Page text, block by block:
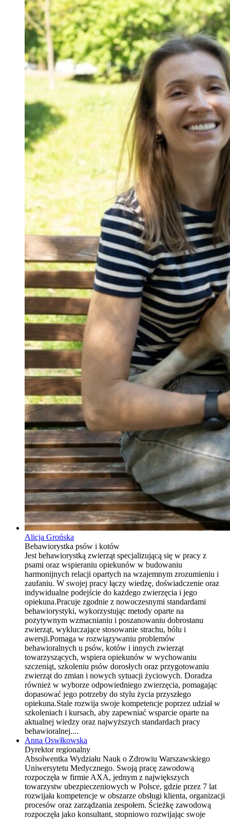
Alicja Grońska
Behawiorystka psów i kotów
Jest behawiorystką zwierząt specjalizującą się w pracy z
psami oraz wspieraniu opiekunów w budowaniu
harmonijnych relacji opartych na wzajemnym zrozumieniu i
zaufaniu. W swojej pracy łączy wiedzę, doświadczenie oraz
indywidualne podejście do każdego zwierzęcia i jego
opiekuna.Pracuje zgodnie z nowoczesnymi standardami
behawiorystyki, wykorzystując metody oparte na
pozytywnym wzmacnianiu i poszanowaniu dobrostanu
zwierząt, wykluczające stosowanie strachu, bólu i
awersji.Pomaga w rozwiązywaniu problemów
behawioralnych u psów, kotów i innych zwierząt
towarzyszących, wspiera opiekunów w wychowaniu
szczeniąt, szkoleniu psów dorosłych oraz przygotowaniu
zwierząt do zmian i nowych sytuacji życiowych. Doradza
również w wyborze odpowiedniego zwierzęcia, pomagając
dopasować jego potrzeby do stylu życia przyszłego
opiekuna.Stale rozwija swoje kompetencje poprzez udział w
szkoleniach i kursach, aby zapewniać wsparcie oparte na
aktualnej wiedzy oraz najwyższych standardach pracy
behawioralnej....
Anna Oswłkowska
Dyrektor regionalny
Absolwentka Wydziału Nauk o Zdrowiu Warszawskiego
Uniwersytetu Medycznego. Swoją pracę zawodową
rozpoczęła w firmie AXA, jednym z największych
towarzystw ubezpieczeniowych w Polsce, gdzie przez 7 lat
rozwijała kompetencje w obszarze obsługi klienta, organizacji
procesów oraz zarządzania zespołem. Ścieżkę zawodową
rozpoczęła jako konsultant, stopniowo rozwijając swoje